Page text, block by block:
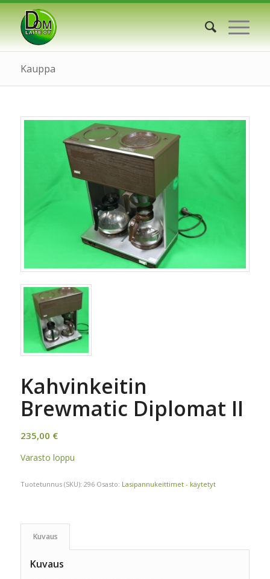
Kauppa
Kahvinkeitin
Brewmatic Diplomat II
235,00 €
Varasto loppu
Tuotetunnus (SKU): 296 Osasto: Lasipannukeittimet - käytetyt
Kuvaus
Kuvaus